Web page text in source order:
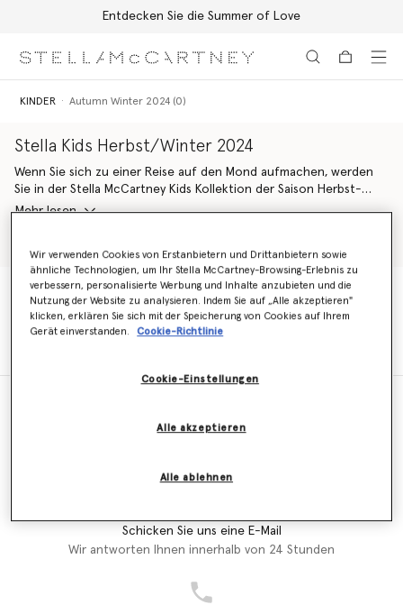
Entdecken Sie die Summer of Love
KINDER Autumn Winter 2024 (0)
Stella Kids Herbst/Winter 2024
Wenn Sie sich zu einer Reise auf den Mond aufmachen, werden
Sie in der Stella McCartney Kids Kollektion der Saison Herbst-
Winter 2024 landen. Mit dem Nachthimmel als Inspirationsquelle
Motiven verzierte Garderobe ist eine tolle Auffrischung für eine
neue umweltbewusste Generation.
Die Celestial Modelle werden aus bewussten Materialien
hergestellt, die Mutter Erde schonen. Von Kleidern aus Bio-
Illustrationen, die über den gesamten weichen Jogginganzug aus
gedruckt, die aus recycelten Materialien hergestellt werden und
Kaufen Sie unten die Stella McCartney Kids Kollektion der Saison
Mehr lesen
KINDER Autumn Winter 2024 (0)
Schicken Sie uns eine E-Mail
Wir antworten Ihnen innerhalb von 24 Stunden
Wir verwenden Cookies von Erstanbietern und Drittanbietern sowie
ähnliche Technologien, um Ihr Stella McCartney-Browsing-Erlebnis zu
verbessern, personalisierte Werbung und Inhalte anzubieten und die
Nutzung der Website zu analysieren. Indem Sie auf „Alle akzeptieren"
klicken, erklären Sie sich mit der Speicherung von Cookies auf Ihrem
Gerät einverstanden.
Cookie-Richtlinie
Cookie-Einstellungen
Alle ablehnen
Alle akzeptieren